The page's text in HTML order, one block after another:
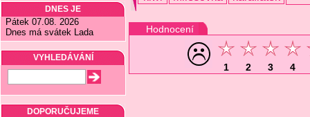
DNES JE
Pátek 07.08. 2026
Dnes má svátek Lada
VYHLEDÁVÁNÍ
DOPORUČUJEME
Hodnocení
1 2 3 4